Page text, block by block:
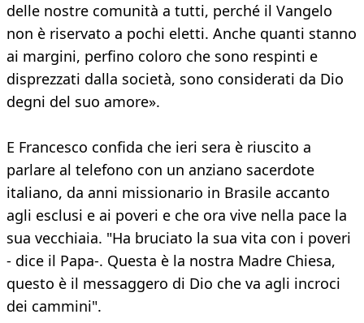
delle nostre comunità a tutti, perché il Vangelo
non è riservato a pochi eletti. Anche quanti stanno
ai margini, perfino coloro che sono respinti e
disprezzati dalla società, sono considerati da Dio
degni del suo amore».
E Francesco confida che ieri sera è riuscito a
parlare al telefono con un anziano sacerdote
italiano, da anni missionario in Brasile accanto
agli esclusi e ai poveri e che ora vive nella pace la
sua vecchiaia. "Ha bruciato la sua vita con i poveri
- dice il Papa-. Questa è la nostra Madre Chiesa,
questo è il messaggero di Dio che va agli incroci
dei cammini".